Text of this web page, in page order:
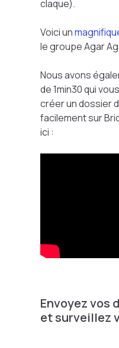
claque).
Voici un
le groupe Agar
Nous avons
de 1min30 qui
créer un dossier
facilement sur
ici :
Envoyez vos
et surveillez